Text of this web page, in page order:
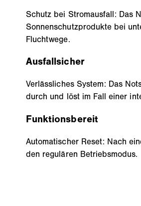
Schutz bei Stromausfall: Das
Sonnenschutzprodukte bei
Fluchtwege.
Ausfallsicher
Verlässliches System: Das
durch und löst im Fall einer
Funktionsbereit
Automatischer Reset: Nach
den regulären Betriebsmodus.